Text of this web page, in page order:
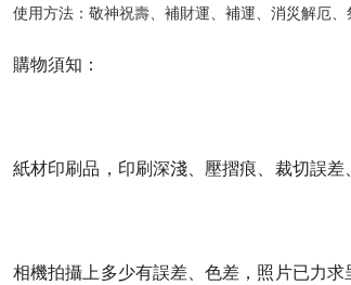
使用方法：敬神祝壽、補財運、補運、消災解厄
購物須知：
紙材印刷品，印刷深淺、壓摺痕、裁切誤差
相機拍攝上多少有誤差、色差，照片已力求